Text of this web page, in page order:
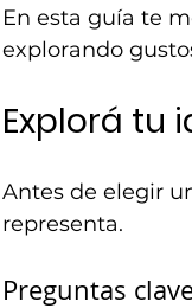
En esta guía te
explorando
Explorá tu
Antes de elegir
representa.
Preguntas